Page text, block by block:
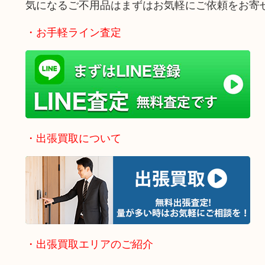
気になるご不用品はまずはお気軽にご依頼をお寄
・お手軽ライン査定
・出張買取について
・出張買取エリアのご紹介